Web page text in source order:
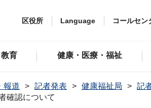
区役所 Language コールセン
育 健康・医療・福祉
報道 記者発表 健康福祉局
記
確認について